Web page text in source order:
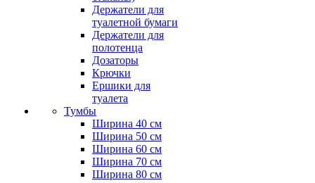
Держатели для
туалетной бумаги
Держатели для
полотенца
Дозаторы
Крючки
Ершики для
туалета
Тумбы
Ширина 40 см
Ширина 50 см
Ширина 60 см
Ширина 70 см
Ширина 80 см